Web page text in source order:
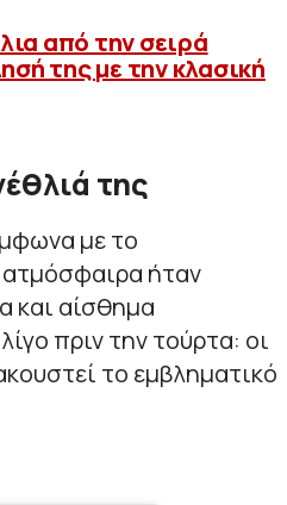
από την σειρά
της με την κλασική
της
με το
ήταν
και αίσθημα
πριν την τούρτα: οι
το εμβληματικό